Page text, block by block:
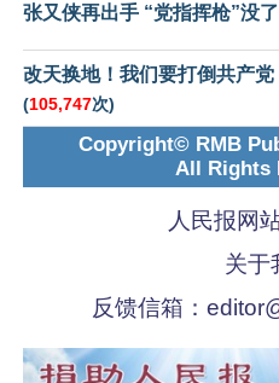
张又侠再出手 “党指挥枪”没了
改天换地！我们要打倒共产党
(105,747次)
Copyright© RMB
All Rights
人民报网
关于
反馈信箱：